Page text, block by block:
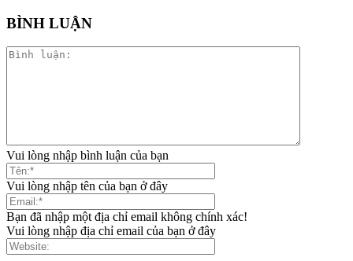
BÌNH LUẬN
Vui lòng nhập bình luận của bạn
Vui lòng nhập tên của bạn ở đây
Bạn đã nhập một địa chỉ email không chính xác!
Vui lòng nhập địa chỉ email của bạn ở đây